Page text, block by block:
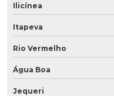
Ilicínea
Itapeva
Rio Vermelho
Água Boa
Jequeri